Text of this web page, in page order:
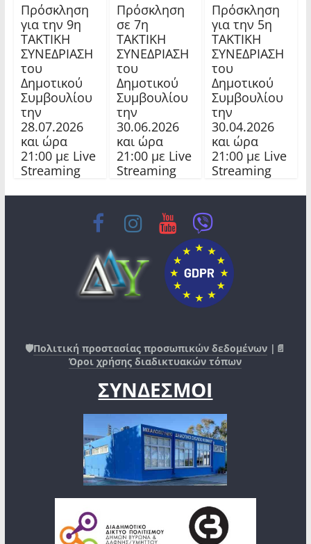
Πρόσκληση
για την 9η
ΤΑΚΤΙΚΗ
ΣΥΝΕΔΡΙΑΣΗ
του
Δημοτικού
Συμβουλίου
την
28.07.2026
και ώρα
21:00 με Live
Streaming
Πρόσκληση
σε 7η
ΤΑΚΤΙΚΗ
ΣΥΝΕΔΡΙΑΣΗ
του
Δημοτικού
Συμβουλίου
την
30.06.2026
και ώρα
21:00 με Live
Streaming
Πρόσκληση
για την 5η
ΤΑΚΤΙΚΗ
ΣΥΝΕΔΡΙΑΣΗ
του
Δημοτικού
Συμβουλίου
την
30.04.2026
και ώρα
21:00 με Live
Streaming
🛡️Πολιτική προστασίας προσωπικών δεδομένων |📄
Όροι χρήσης διαδικτυακών τόπων
ΣΥΝΔΕΣΜΟΙ